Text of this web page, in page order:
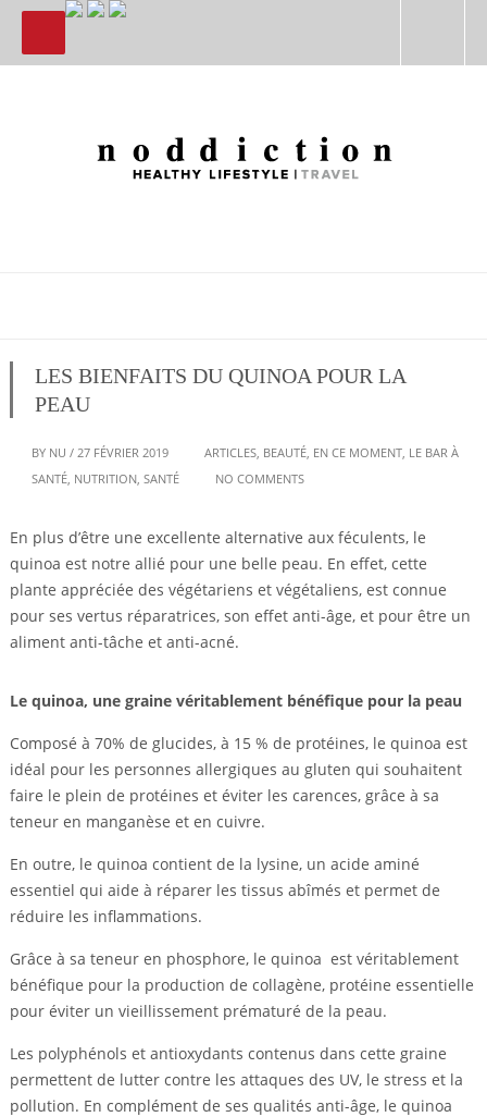
LES BIENFAITS DU QUINOA POUR LA
PEAU
BY NU / 27 FÉVRIER 2019 ARTICLES, BEAUTÉ, EN CE MOMENT, LE BAR À
SANTÉ, NUTRITION, SANTÉ NO COMMENTS
En plus d’être une excellente alternative aux féculents, le
quinoa est notre allié pour une belle peau. En effet, cette
plante appréciée des végétariens et végétaliens, est connue
pour ses vertus réparatrices, son effet anti-âge, et pour être un
aliment anti-tâche et anti-acné.
Le quinoa, une graine véritablement bénéfique pour la peau
Composé à 70% de glucides, à 15 % de protéines, le quinoa est
idéal pour les personnes allergiques au gluten qui souhaitent
faire le plein de protéines et éviter les carences, grâce à sa
teneur en manganèse et en cuivre.
En outre, le quinoa contient de la lysine, un acide aminé
essentiel qui aide à réparer les tissus abîmés et permet de
réduire les inflammations.
Grâce à sa teneur en phosphore, le quinoa est véritablement
bénéfique pour la production de collagène, protéine essentielle
pour éviter un vieillissement prématuré de la peau.
Les polyphénols et antioxydants contenus dans cette graine
permettent de lutter contre les attaques des UV, le stress et la
pollution. En complément de ses qualités anti-âge, le quinoa